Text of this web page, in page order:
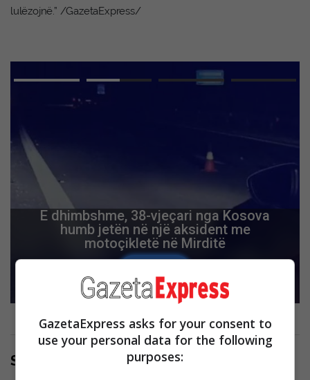
lulëzojnë.” /GazetaExpress/
E dhimbshme, 38-vjeçari nga Kosova
humb jetën në një aksident me
motoçikletë në Mirditë
Share Now
GazetaExpress asks for your consent to
use your personal data for the following
purposes: